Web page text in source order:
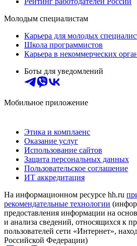
Молодым специалистам
Карьера для молодых
Школа программистов
Карьера в некоммерческих
Боты для уведомлений
Мобильное приложение
Этика и комплаенс
Оказание услуг
Использование сайтов
Защита персональных данных
Пользовательское соглашение
ИТ аккредитация
На информационном ресурсе hh.ru
рекомендательные технологии
предоставления информации на
и анализа сведений, относящихся к
пользователей сети «Интернет»,
Российской Федерации)